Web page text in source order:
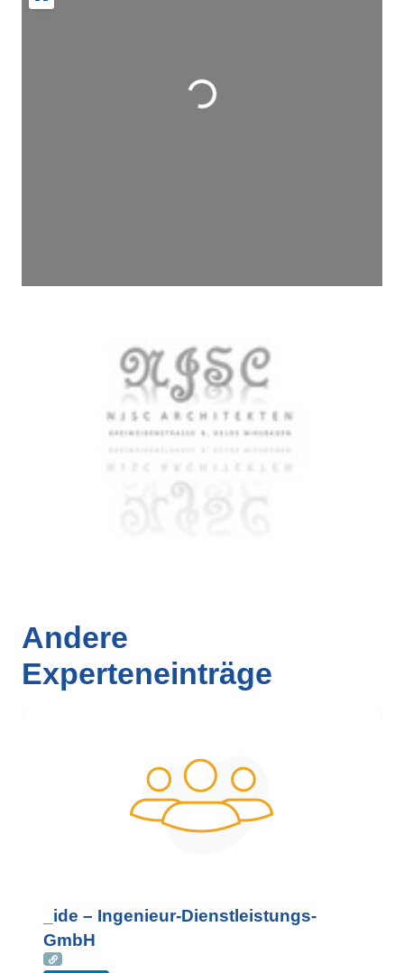
Wird geladen …
Andere
Experteneinträge
_ide – Ingenieur-Dienstleistungs-
GmbH